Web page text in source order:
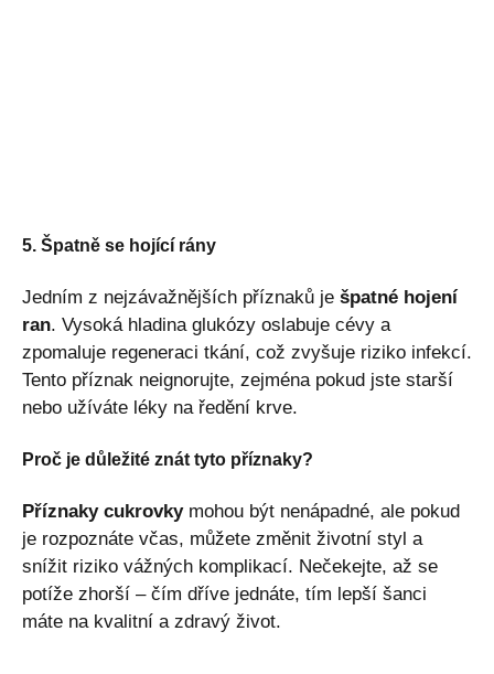
5. Špatně se hojící rány
Jedním z nejzávažnějších příznaků je špatné hojení
ran. Vysoká hladina glukózy oslabuje cévy a
zpomaluje regeneraci tkání, což zvyšuje riziko infekcí.
Tento příznak neignorujte, zejména pokud jste starší
nebo užíváte léky na ředění krve.
Proč je důležité znát tyto příznaky?
Příznaky cukrovkymohou být nenápadné, ale pokud
je rozpoznáte včas, můžete změnit životní styl a
snížit riziko vážných komplikací. Nečekejte, až se
potíže zhorší – čím dříve jednáte, tím lepší šanci
máte na kvalitní a zdravý život.